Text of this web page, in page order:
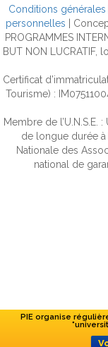
Conditions générales
personnelles |
PROGRAMMES
BUT NON LUCRATIF,
Certificat
Tourisme) :
Membre de l’U.N.S.E.
de longue durée à
Nationale des
national de
PIE organise